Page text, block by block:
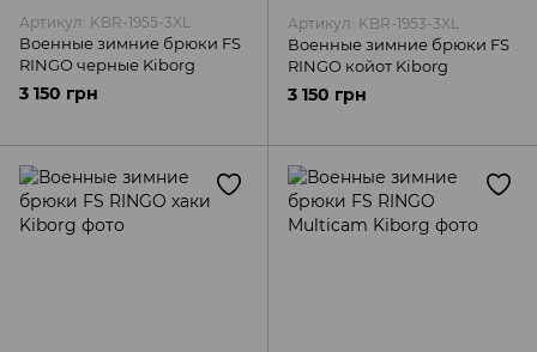
Артикул: KBR-1955-3XL
Военные зимние брюки FS
RINGO черные Kiborg
3 150 грн
Артикул: KBR-1953-3XL
Военные зимние брюки FS
RINGO койот Kiborg
3 150 грн